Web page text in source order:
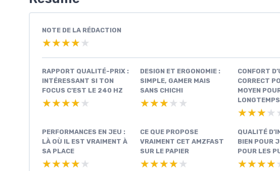
NOTE DE LA RÉDACTION
★★★★★
★★★★★
RAPPORT QUALITÉ-PRIX :
INTÉRESSANT SI TON
FOCUS C’EST LE 240 HZ
★★★★★
★★★★★
DESIGN ET ERGONOMIE :
SIMPLE, GAMER MAIS
SANS CHICHI
★★★★★
★★★★★
CONFORT
CORRECT
MOYEN
LONGTEMPS
PERFORMANCES EN JEU :
LÀ OÙ IL EST VRAIMENT À
SA PLACE
★★★★★
★★★★★
CE QUE PROPOSE
VRAIMENT CET AMZFAST
SUR LE PAPIER
★★★★★
★★★★★
QUALITÉ
BIEN POUR
POUR LES